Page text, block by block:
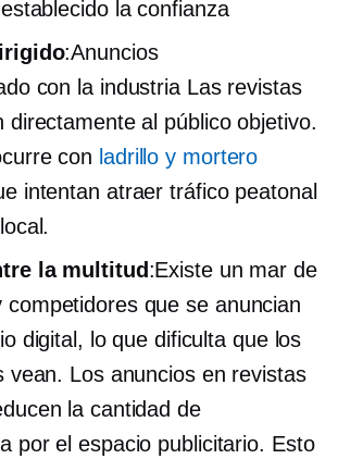
la confianza
:Anuncios
con la industriaLas revistas
directamente al público objetivo.
con ladrillo y mortero
intentan atraer tráfico peatonal
la multitud:Existe un mar de
competidores que se anuncian
digital, lo que dificulta que los
vean. Los anuncios en revistas
la cantidad de
por el espacio publicitario. Esto